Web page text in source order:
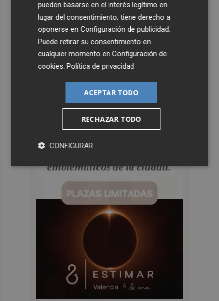
pueden basarse en el interés legítimo en
lugar del consentimiento; tiene derecho a
oponerse enConfiguración de publicidad.
Puede retirar su consentimiento en
cualquier momento enConfiguración de
cookies.Política de privacidad
ACEPTAR TODO
RECHAZAR TODO
CONFIGURAR